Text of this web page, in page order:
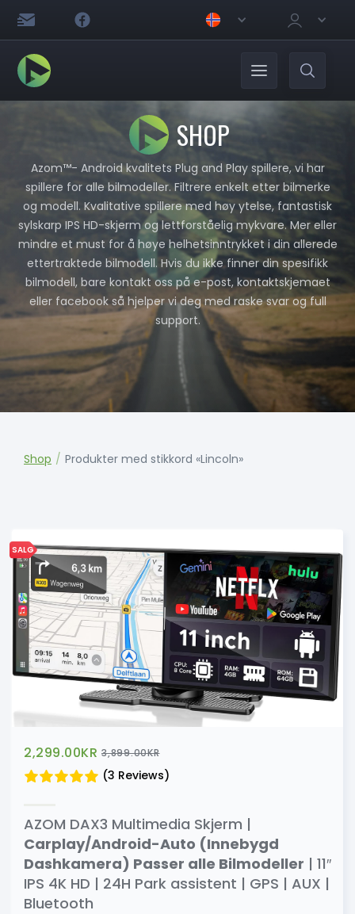
SHOP
Azom™- Android kvalitets Plug and Play spillere, vi har
spillere for alle bilmodeller. Filtrere enkelt etter bilmerke
og modell. Kvalitative spillere med høy ytelse, fantastisk
sylskarp IPS HD-skjerm og lettforståelig mykvare. Mer eller
mindre et must for å høye helhetsinntrykket i din allerede
ettertraktede bilmodell. Hvis du ikke finner din spesifikk
bilmodell, bare kontakt oss på e-post, kontaktskjemaet
eller facebook så hjelper vi deg med raske svar og full
support.
Shop / Produkter med stikkord «Lincoln»
SALG
2,299.00KR 3,899.00KR
(3 Reviews)
AZOM DAX3 Multimedia Skjerm |
Carplay/Android-Auto (Innebygd
Dashkamera) Passer alle Bilmodeller | 11″
IPS 4K HD | 24H Park assistent | GPS | AUX |
Bluetooth